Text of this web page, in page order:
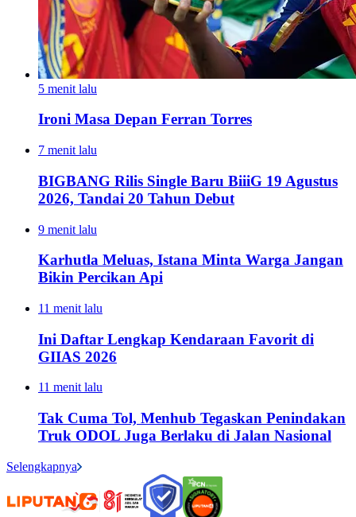
5 menit lalu
Ironi Masa Depan Ferran Torres
7 menit lalu
BIGBANG Rilis Single Baru BiiiG 19 Agustus
2026, Tandai 20 Tahun Debut
9 menit lalu
Karhutla Meluas, Istana Minta Warga Jangan
Bikin Percikan Api
11 menit lalu
Ini Daftar Lengkap Kendaraan Favorit di
GIIAS 2026
11 menit lalu
Tak Cuma Tol, Menhub Tegaskan Penindakan
Truk ODOL Juga Berlaku di Jalan Nasional
Selengkapnya